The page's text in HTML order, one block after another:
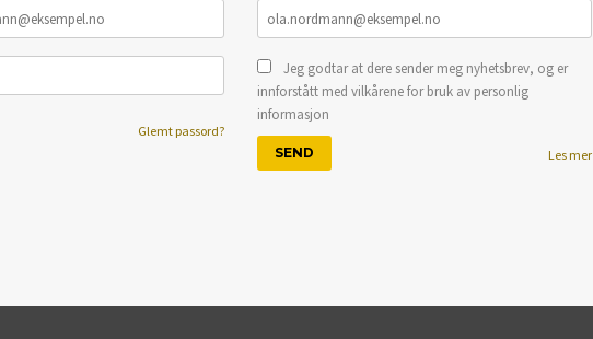
Glemt passord?
Jeg godtar at dere sender meg nyhetsbrev, og er
innforstått med vilkårene for bruk av personlig
informasjon
Les mer